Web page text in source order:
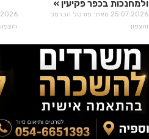
ולמחנכות בכפר פקיעין
25.07.2026 מאת: פורטל הכרמל
והצפון
והצפון